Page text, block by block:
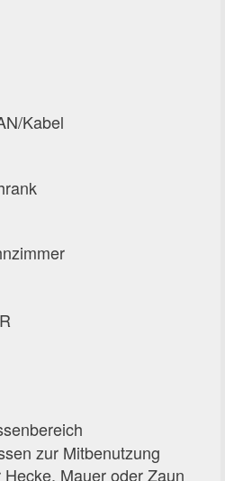
Kabel
zur Mitbenutzung
Mauer oder Zaun